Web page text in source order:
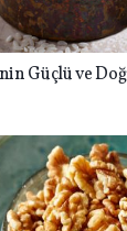
Güçlü ve